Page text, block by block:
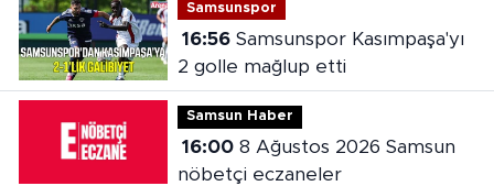
Samsunspor
16:56Samsunspor Kasımpaşa'yı
2 golle mağlup etti
Samsun Haber
16:008 Ağustos 2026 Samsun
nöbetçi eczaneler